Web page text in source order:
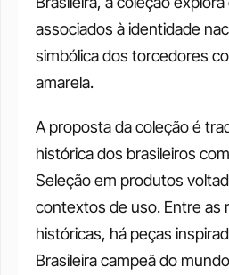
associados à identidade
simbólica dos torcedores
amarela.
A proposta da coleção é
histórica dos brasileiros
Seleção em produtos
contextos de uso. Entre as
históricas, há peças
Brasileira campeã do